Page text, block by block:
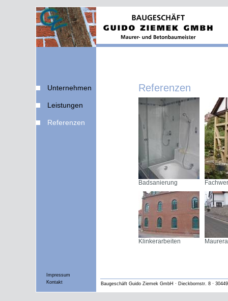
Unternehmen
Leistungen
Referenzen
Referenzen
Badsanierung
Klinkerarbeiten
Impressum
Kontakt
Baugeschäft Guido Ziemek GmbH · Dieckbornstr. 8 ·